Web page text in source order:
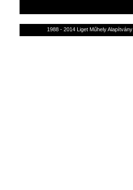
1988 - 2014 Liget Műhely Alapítvány